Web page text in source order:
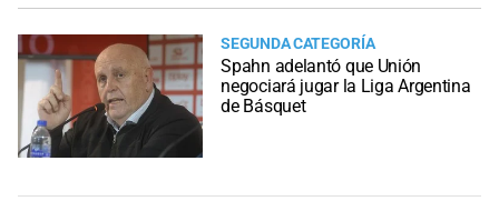
SEGUNDA CATEGORÍA
Spahn adelantó que Unión
negociará jugar la Liga Argentina
de Básquet